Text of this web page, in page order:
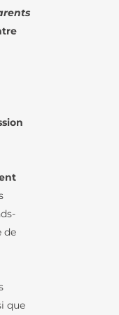
de
que